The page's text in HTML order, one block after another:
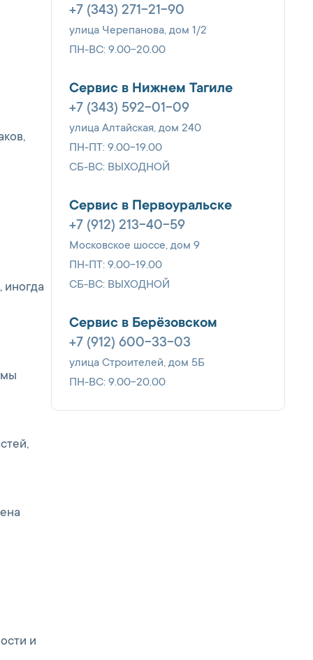
иногда
мы
и
+7 (343) 271-21-90
улица Черепанова, дом 1/2
ПН-ВС: 9.00-20.00
Сервис в Нижнем Тагиле
+7 (343) 592-01-09
улица Алтайская, дом 240
ПН-ПТ: 9.00-19.00
СБ-ВС: ВЫХОДНОЙ
Сервис в Первоуральске
+7 (912) 213-40-59
Московское шоссе, дом 9
ПН-ПТ: 9.00-19.00
СБ-ВС: ВЫХОДНОЙ
Сервис в Берёзовском
+7 (912) 600-33-03
улица Строителей, дом 5Б
ПН-ВС: 9.00-20.00